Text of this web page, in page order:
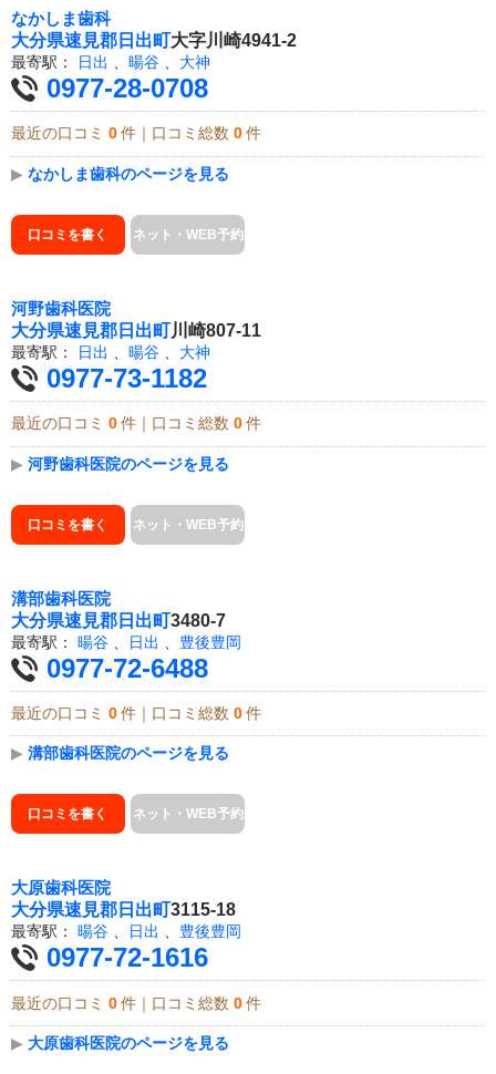
なかしま歯科
大分県速見郡日出町大字川崎4941-2
最寄駅： 日出 暘谷 大神
0977-28-0708
最近の口コミ 0 件｜口コミ総数 0 件
▶ なかしま歯科のページを見る
口コミを書く ネット・WEB予約
河野歯科医院
大分県速見郡日出町川崎807-11
最寄駅： 日出 暘谷 大神
0977-73-1182
最近の口コミ 0 件｜口コミ総数 0 件
▶ 河野歯科医院のページを見る
口コミを書く ネット・WEB予約
溝部歯科医院
大分県速見郡日出町3480-7
最寄駅： 暘谷 日出 豊後豊岡
0977-72-6488
最近の口コミ 0 件｜口コミ総数 0 件
▶ 溝部歯科医院のページを見る
口コミを書く ネット・WEB予約
大原歯科医院
大分県速見郡日出町3115-18
最寄駅： 暘谷 、 日出 、 豊後豊岡
0977-72-1616
最近の口コミ 0 件｜口コミ総数 0 件
▶ 大原歯科医院のページを見る